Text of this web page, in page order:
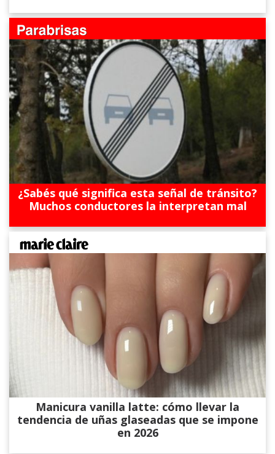
¿Sabés qué significa esta señal de tránsito?
Muchos conductores la interpretan mal
Manicura vanilla latte: cómo llevar la
tendencia de uñas glaseadas que se impone
en 2026